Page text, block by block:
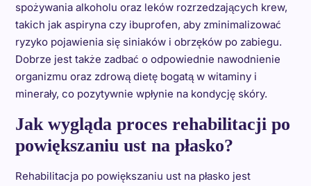
spożywania alkoholu oraz leków rozrzedzających krew,
takich jak aspiryna czy ibuprofen, aby zminimalizować
ryzyko pojawienia się siniaków i obrzęków po zabiegu.
Dobrze jest także zadbać o odpowiednie nawodnienie
organizmu oraz zdrową dietę bogatą w witaminy i
minerały, co pozytywnie wpłynie na kondycję skóry.
Jak wygląda proces rehabilitacji po
powiększaniu ust na płasko?
Rehabilitacja po powiększaniu ust na płasko jest